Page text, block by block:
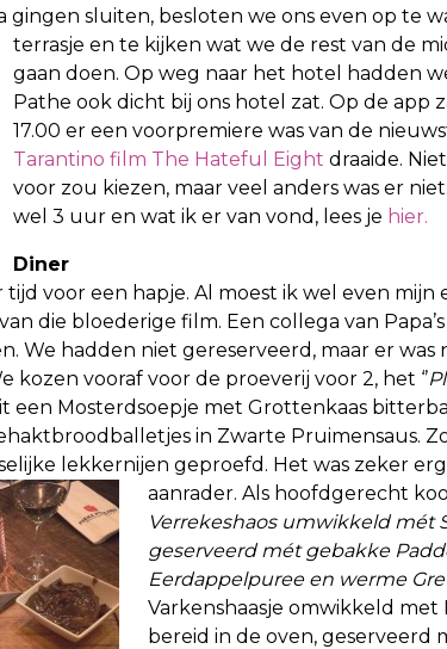
gingen sluiten, besloten we ons even op te
terrasje en te kijken wat we de rest van de
gaan doen. Op weg naar het hotel hadden
Pathe ook dicht bij ons hotel zat. Op de app
17.00 er een voorpremiere was van de
Tarantino film The Hateful Eight draaide.
voor zou kiezen, maar veel anders was er
wel 3 uur en wat ik er van vond, lees je hier.
Diner
tijd voor een hapje. Al moest ik wel even mijn
die bloederige film. Een collega van
We hadden niet gereserveerd, maar er was
kozen vooraf voor de proeverij voor 2, het ‘’
een Mosterdsoepje met Grottenkaas
in Zwarte Pruimensaus.
lekkernijen geproefd. Het was zeker
aanrader. Als hoofdgerecht
Verrekeshaos umwikkeld mét
geserveerd mét gebakke
Eerdappelpuree en werme
Varkenshaasje omwikkeld met
bereid in de oven, geserveerd